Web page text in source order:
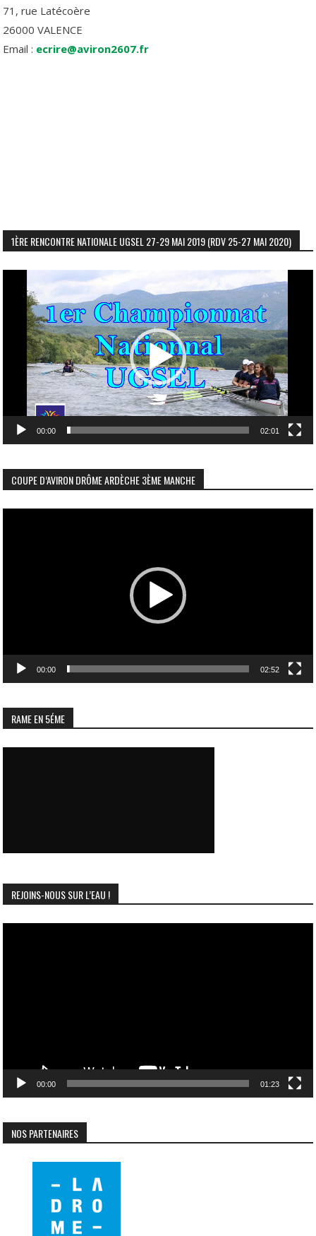
71, rue Latécoère
26000 VALENCE
Email : ecrire@aviron2607.fr
1ÈRE RENCONTRE NATIONALE UGSEL 27-29 MAI 2019 (RDV 25-27 MAI 2020)
vidéo
00:00 02:01
COUPE D’AVIRON DRÔME ARDÈCHE 3ÈME MANCHE
00:00 02:52
RAME EN 5ÉME
REJOINS-NOUS SUR L’EAU !
00:00 01:23
NOS PARTENAIRES